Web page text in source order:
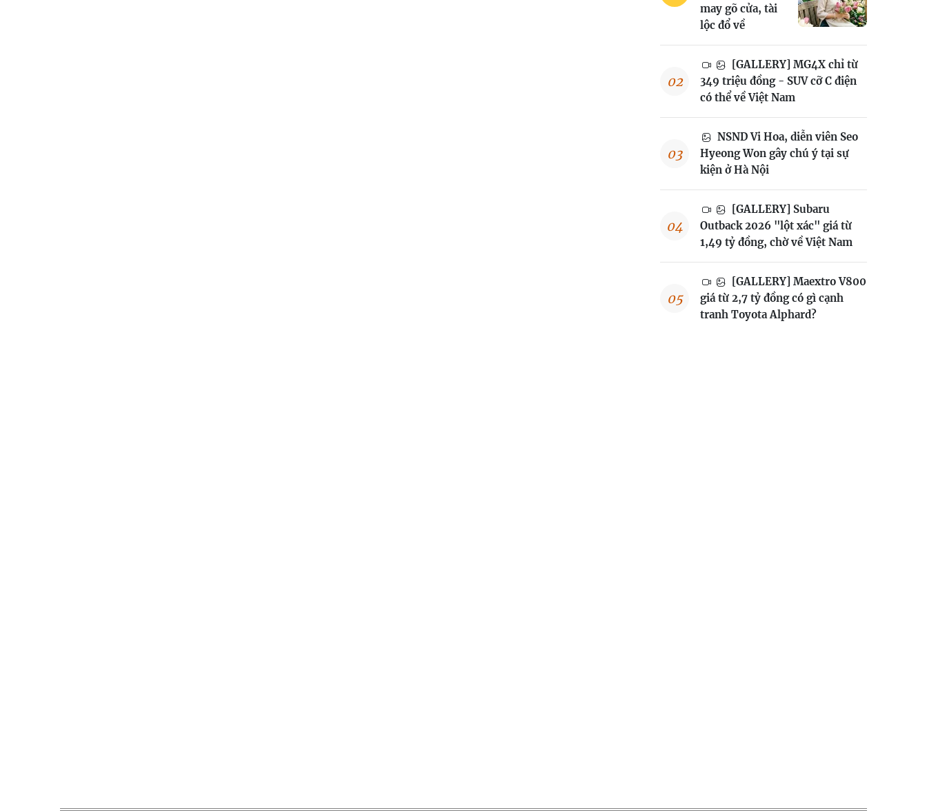
may gõ cửa, tài
lộc đổ về
[GALLERY] MG4X chỉ từ
349 triệu đồng - SUV cỡ C điện
có thể về Việt Nam
NSND Vi Hoa, diễn viên Seo
Hyeong Won gây chú ý tại sự
kiện ở Hà Nội
[GALLERY] Subaru
Outback 2026 "lột xác" giá từ
1,49 tỷ đồng, chờ về Việt Nam
[GALLERY] Maextro V800
giá từ 2,7 tỷ đồng có gì cạnh
tranh Toyota Alphard?